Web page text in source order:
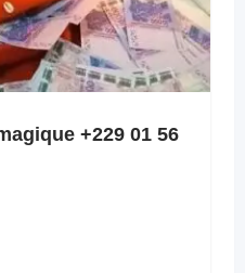
+229 01 56